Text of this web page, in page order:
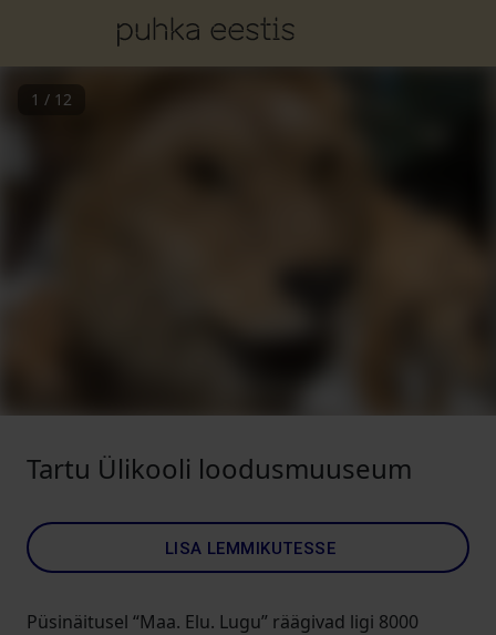
1 / 12
Tartu Ülikooli loodusmuuseum
LISA LEMMIKUTESSE
Püsinäitusel “Maa. Elu. Lugu” räägivad ligi 8000